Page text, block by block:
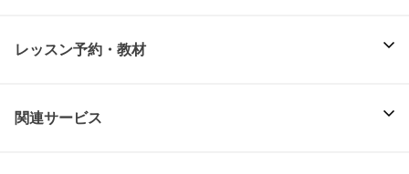
レッスン予約・教材
関連サービス